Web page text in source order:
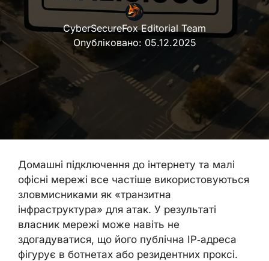
CyberSecureFox Editorial Team
Опубліковано: 05.12.2025
Домашні підключення до інтернету та малі
офісні мережі все частіше використовуються
зловмисниками як «транзитна
інфраструктура» для атак. У результаті
власник мережі може навіть не
здогадуватися, що його публічна IP‑адреса
фігурує в ботнетах або резидентних проксі.